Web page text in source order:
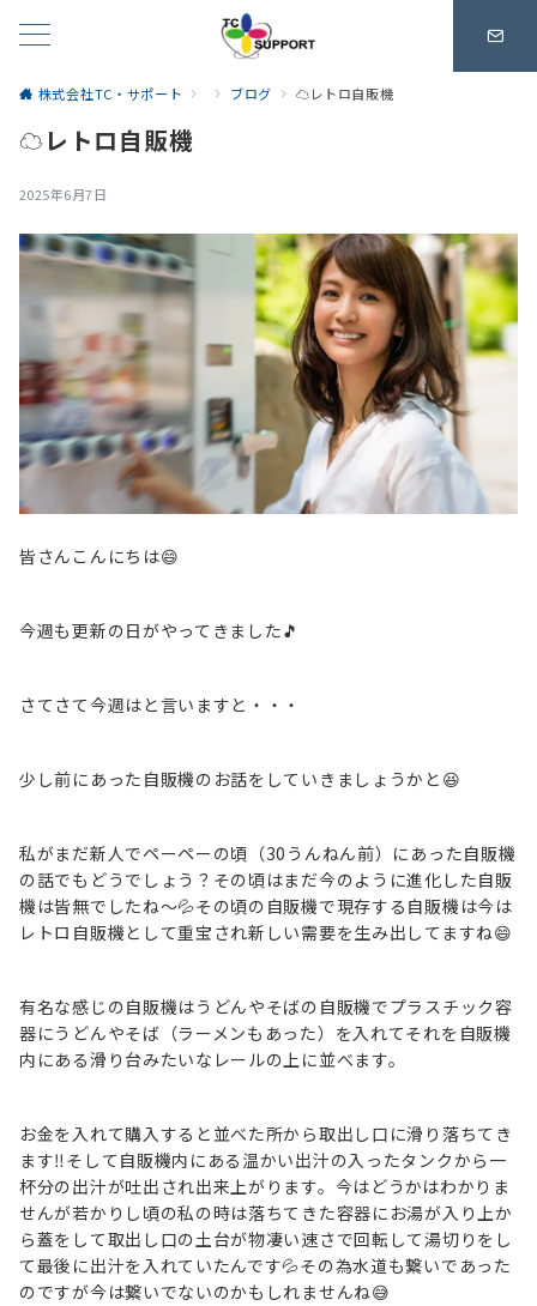
株式会社TC・サポート ブログ ☁レトロ自販機
☁レトロ自販機
2025年6月7日
皆さんこんにちは😄
今週も更新の日がやってきました🎵
さてさて今週はと言いますと・・・
少し前にあった自販機のお話をしていきましょうかと😆
私がまだ新人でペーペーの頃（30うんねん前）にあった自販機
の話でもどうでしょう？その頃はまだ今のように進化した自販
機は皆無でしたね～💦その頃の自販機で現存する自販機は今は
レトロ自販機として重宝され新しい需要を生み出してますね😄
有名な感じの自販機はうどんやそばの自販機でプラスチック容
器にうどんやそば（ラーメンもあった）を入れてそれを自販機
内にある滑り台みたいなレールの上に並べます。
お金を入れて購入すると並べた所から取出し口に滑り落ちてき
ます‼そして自販機内にある温かい出汁の入ったタンクから一
杯分の出汁が吐出され出来上がります。今はどうかはわかりま
せんが若かりし頃の私の時は落ちてきた容器にお湯が入り上か
ら蓋をして取出し口の土台が物凄い速さで回転して湯切りをし
て最後に出汁を入れていたんです💦その為水道も繋いであった
のですが今は繋いでないのかもしれませんね😅